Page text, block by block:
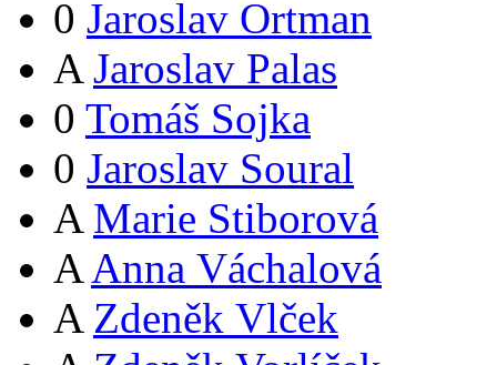
0 Jaroslav Ortman
A Jaroslav Palas
0 Tomáš Sojka
0 Jaroslav Soural
A Marie Stiborová
A Anna Váchalová
A Zdeněk Vlček